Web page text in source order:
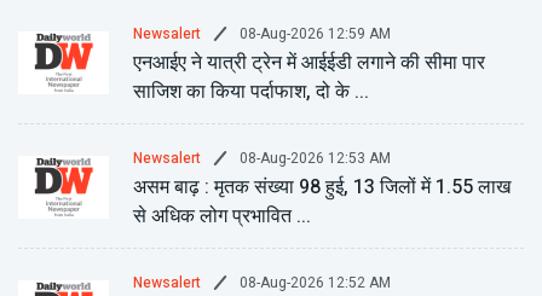
Newsalert 08-Aug-2026 12:59 AM
एनआईए ने यात्री ट्रेन में आईईडी लगाने की सीमा पार
साजिश का किया पर्दाफाश, दो के ...
Newsalert 08-Aug-2026 12:53 AM
असम बाढ़ : मृतक संख्या 98 हुई, 13 जिलों में 1.55 लाख
से अधिक लोग प्रभावित ...
Newsalert 08-Aug-2026 12:52 AM